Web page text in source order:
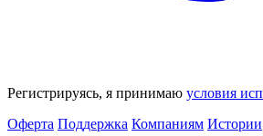
Регистрируясь, я принимаю условия
Оферта Поддержка Компаниям Истории